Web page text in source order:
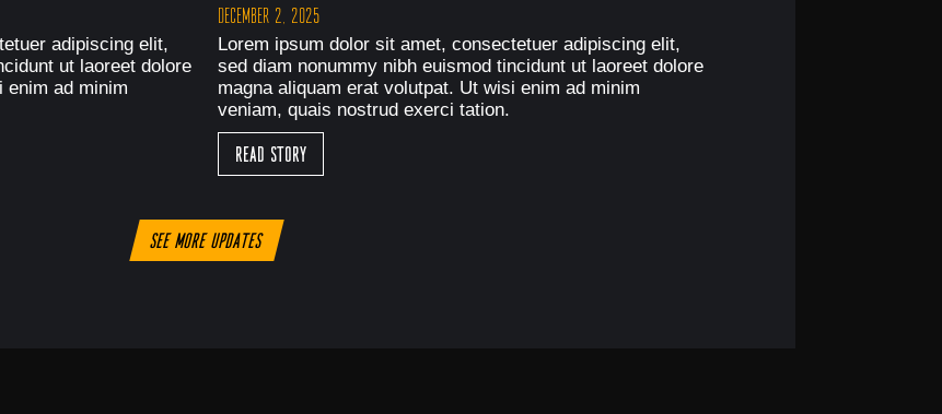
adipiscing elit,
ut laoreet dolore
enim ad minim
December 2, 2025
Lorem ipsum dolor sit amet, consectetuer adipiscing elit,
sed diam nonummy nibh euismod tincidunt ut laoreet dolore
magna aliquam erat volutpat. Ut wisi enim ad minim
veniam, quais nostrud exerci tation.
Read Story
See more updates